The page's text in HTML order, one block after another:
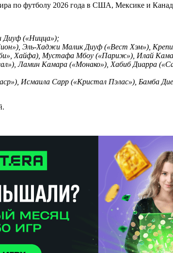
по футболу 2026 года в США, Мексике и
Диуф («Ницца»);
Эль-Хаджи Малик Диуф («Вест Хэм»),
Хайфа), Мустафа Мбоу («Париж»), Илай
Ламин Камара («Монако»), Хабиб Диарра
Исмаила Сарр («Кристал Пэлас»), Бамба